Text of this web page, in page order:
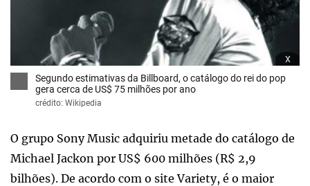
x
Segundo estimativas da Billboard, o catálogo do rei do pop
gera cerca de US$ 75 milhões por ano
crédito: Wikipedia
O grupo Sony Music adquiriu metade do catálogo de
Michael Jackon por US$ 600 milhões (R$ 2,9
bilhões). De acordo com o site Variety, é o maior